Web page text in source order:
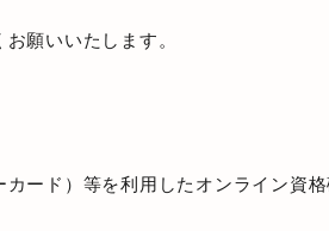
願いいたします。
ード）等を利用したオンライン資格